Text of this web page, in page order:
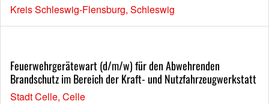
Kreis Schleswig-Flensburg, Schleswig
Feuerwehrgerätewart (d/m/w) für den Abwehrenden
Brandschutz im Bereich der Kraft- und Nutzfahrzeugwerkstatt
Stadt Celle, Celle